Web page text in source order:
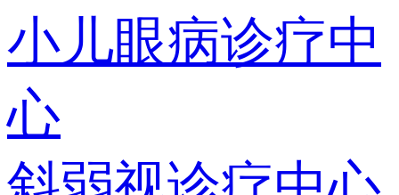
小儿眼病诊疗中
心